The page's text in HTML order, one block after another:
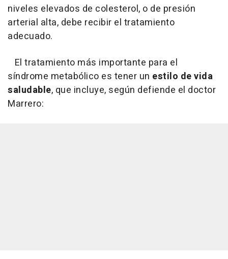
niveles elevados de colesterol, o de presión
arterial alta, debe recibir el tratamiento
adecuado.
El tratamiento más importante para el
síndrome metabólico es tener un estilo de vida
saludable, que incluye, según defiende el doctor
Marrero: